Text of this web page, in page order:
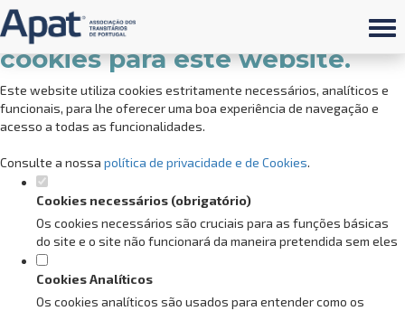
Defina as suas preferências de
cookies para este website.
Este website utiliza cookies estritamente necessários, analíticos e
funcionais, para lhe oferecer uma boa experiência de navegação e
acesso a todas as funcionalidades.
Consulte a nossa política de privacidade e de Cookies.
Cookies necessários (obrigatório)
Os cookies necessários são cruciais para as funções básicas
do site e o site não funcionará da maneira pretendida sem eles
Cookies Analíticos
Os cookies analíticos são usados para entender como os